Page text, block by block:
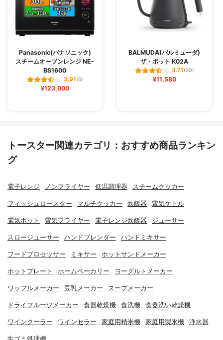
Panasonic(パナソニック)
スチームオーブンレンジ NE-
BS1600
3.91(6)
¥123,000
BALMUDA(バルミューダ)
ザ・ポット K02A
3.71(20)
¥11,580
トースター関連カテゴリ：おすすめ商品ランキン
グ
電子レンジ ノンフライヤー 低温調理器 スチームクッカー
フィッシュロースター マルチクッカー 炊飯器 電気ケトル
電気ポット 電気フライヤー 電子レンジ炊飯器 ジューサー
スロージューサー ハンドブレンダー ハンドミキサー
フードプロセッサー ミキサー ホットサンドメーカー
ホットプレート ホームベーカリー ヨーグルトメーカー
ワッフルメーカー 豆乳メーカー スープメーカー
ドライフルーツメーカー 食器乾燥機 食洗機 食器洗い乾燥機
ワインクーラー ワインセラー 家庭用精米機 家庭用製氷機 浄水器